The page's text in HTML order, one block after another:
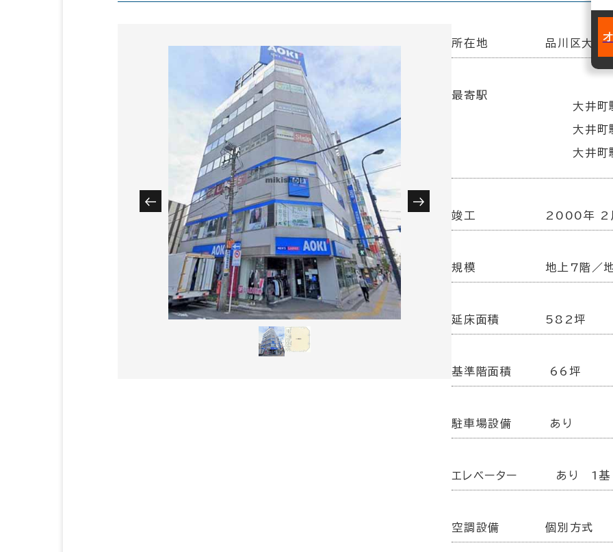
所在地 品川区大
最寄駅
大井
大井
大井
竣工 2000年 2
規模 地上7階／
延床面積 582坪
基準階面積 66坪
駐車場設備 あり
エレベーター あり 1基
空調設備 個別方式